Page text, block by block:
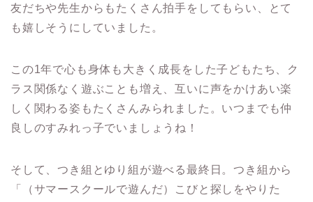
友だちや先生からもたくさん拍手をしてもらい、とて
も嬉しそうにしていました。
この1年で心も身体も大きく成長をした子どもたち、ク
ラス関係なく遊ぶことも増え、互いに声をかけあい楽
しく関わる姿もたくさんみられました。いつまでも仲
良しのすみれっ子でいましょうね！
そして、つき組とゆり組が遊べる最終日。つき組から
「（サマースクールで遊んだ）こびと探しをやりた